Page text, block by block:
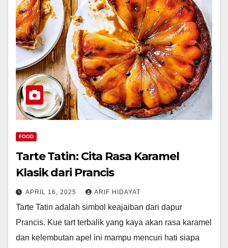
FOOD
Tarte Tatin: Cita Rasa Karamel
Klasik dari Prancis
APRIL 16, 2025 ARIF HIDAYAT
Tarte Tatin adalah simbol keajaiban dari dapur
Prancis. Kue tart terbalik yang kaya akan rasa karamel
dan kelembutan apel ini mampu mencuri hati siapa